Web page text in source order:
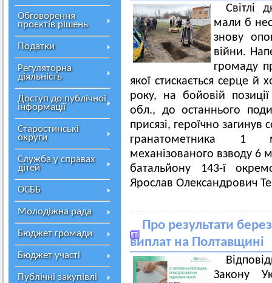
Обговорення
проєктів рішень
Податки
Регуляторна
діяльність
Доступ до публічної
інформації
Старостинські
округи
Служба у справах
дітей
ОСББ
Молодіжна рада
Бюджет громади
Бюджет участі
Публічні закупівлі
Світлі
мали б
знову
війни.
громаду
якої стискається серце й
року, на бойовій
обл., до останнього
присязі, героїчно загинув
гранатометника 1
механізованого взводу 6
батальйону 143-ї
Ярослав Олександрович
Про результати
виплат на Полтавщині
Закону